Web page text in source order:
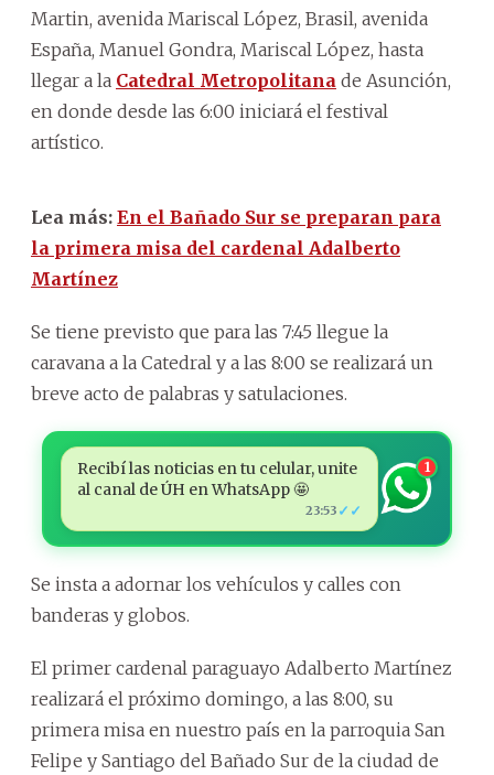
Martin, avenida Mariscal López, Brasil, avenida
España, Manuel Gondra, Mariscal López, hasta
llegar a la Catedral Metropolitana de Asunción,
en donde desde las 6:00 iniciará el festival
artístico.
Lea más: En el Bañado Sur se preparan para
la primera misa del cardenal Adalberto
Martínez
Se tiene previsto que para las 7:45 llegue la
caravana a la Catedral y a las 8:00 se realizará un
breve acto de palabras y satulaciones.
Recibí las noticias en tu celular, unite
al canal de ÚH en WhatsApp 🤩
23:53 ✓✓
1
Se insta a adornar los vehículos y calles con
banderas y globos.
El primer cardenal paraguayo Adalberto Martínez
realizará el próximo domingo, a las 8:00, su
primera misa en nuestro país en la parroquia San
Felipe y Santiago del Bañado Sur de la ciudad de